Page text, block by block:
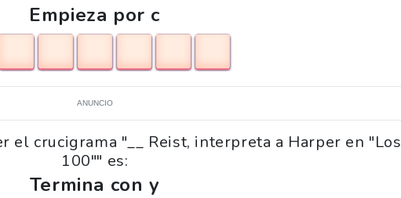
Empieza por c
ANUNCIO
el crucigrama "__ Reist, interpreta a Harper en "Los
100"" es:
Termina con y